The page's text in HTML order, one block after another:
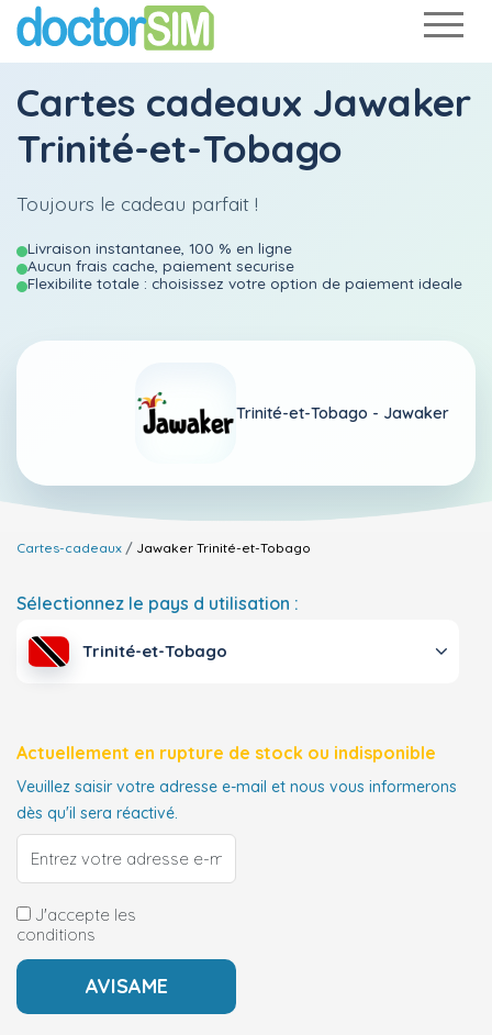
Cartes cadeaux Jawaker
Trinité-et-Tobago
Toujours le cadeau parfait !
Livraison instantanee, 100 % en ligne
Aucun frais cache, paiement securise
Flexibilite totale : choisissez votre option de paiement ideale
Trinité-et-Tobago - Jawaker
Cartes-cadeaux Jawaker Trinité-et-Tobago
Sélectionnez le pays d utilisation :
Trinité-et-Tobago
Actuellement en rupture de stock ou indisponible
Veuillez saisir votre adresse e-mail et nous vous informerons
dès qu'il sera réactivé.
J'accepte les
conditions